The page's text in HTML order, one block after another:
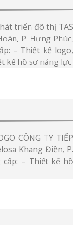
triển đô thị TAS
P. Hưng Phúc,
– Thiết kế logo,
kế hồ sơ năng lực
CÔNG TY TIẾP
Khang Điền, P.
cấp: – Thiết kế hồ